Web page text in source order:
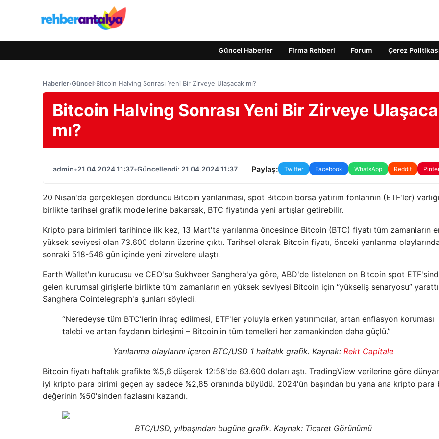
Güncel Haberler Firma Rehberi Forum Çerez Politikası
Haberler›Güncel›Bitcoin Halving Sonrası Yeni Bir Zirveye Ulaşacak mı?
Bitcoin Halving Sonrası Yeni Bir Zirveye
mı?
admin•21.04.2024 11:37•Güncellendi: 21.04.2024 11:37 Paylaş: Twitter Facebook WhatsApp Reddit
20 Nisan'da gerçekleşen dördüncü Bitcoin yarılanması, spot Bitcoin borsa yatırım fonlarının (ETF'ler)
birlikte tarihsel grafik modellerine bakarsak, BTC fiyatında yeni artışlar getirebilir.
Kripto para birimleri tarihinde ilk kez, 13 Mart'ta yarılanma öncesinde Bitcoin (BTC) fiyatı tüm zamanların
yüksek seviyesi olan 73.600 doların üzerine çıktı. Tarihsel olarak Bitcoin fiyatı, önceki yarılanma
sonraki 518-546 gün içinde yeni zirvelere ulaştı.
Earth Wallet'ın kurucusu ve CEO'su Sukhveer Sanghera'ya göre, ABD'de listelenen on Bitcoin spot
gelen kurumsal girişlerle birlikte tüm zamanların en yüksek seviyesi Bitcoin için “yükseliş senaryosu”
Sanghera Cointelegraph'a şunları söyledi:
“Neredeyse tüm BTC'lerin ihraç edilmesi, ETF'ler yoluyla erken yatırımcılar, artan enflasyon koruması
talebi ve artan faydanın birleşimi – Bitcoin'in tüm temelleri her zamankinden daha güçlü.”
Yarılanma olaylarını içeren BTC/USD 1 haftalık grafik. Kaynak: Rekt Capitale
Bitcoin fiyatı haftalık grafikte %5,6 düşerek 12:58'de 63.600 doları aştı. TradingView verilerine göre
iyi kripto para birimi geçen ay sadece %2,85 oranında büyüdü. 2024'ün başından bu yana ana kripto para
değerinin %50'sinden fazlasını kazandı.
BTC/USD, yılbaşından bugüne grafik. Kaynak: Ticaret Görünümü